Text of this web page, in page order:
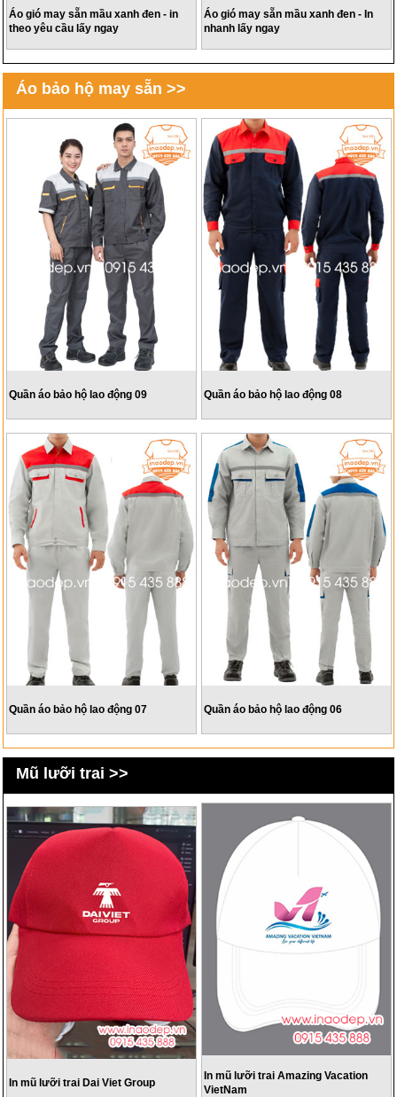
Áo gió may sẵn mầu xanh đen - in
theo yêu cầu lấy ngay
Áo gió may sẵn mầu xanh đen - In
nhanh lấy ngay
Áo bảo hộ may sẵn >>
Quần áo bảo hộ lao động 09 Quần áo bảo hộ lao động 08
Quần áo bảo hộ lao động 07 Quần áo bảo hộ lao động 06
Mũ lưỡi trai >>
In mũ lưỡi trai Dai Viet Group
In mũ lưỡi trai Amazing Vacation
VietNam